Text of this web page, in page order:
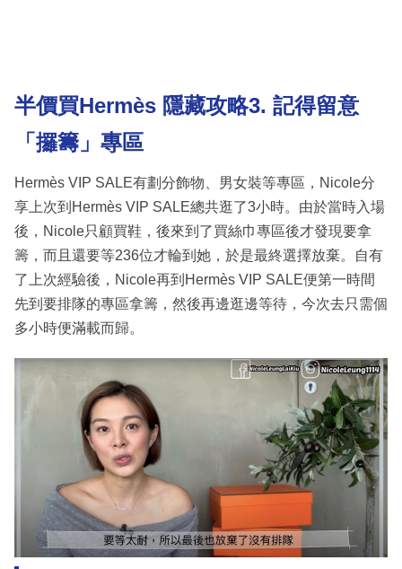
半價買Hermès 隱藏攻略3. 記得留意
「攞籌」專區
Hermès VIP SALE有劃分飾物、男女裝等專區，Nicole分
享上次到Hermès VIP SALE總共逛了3小時。由於當時入場
後，Nicole只顧買鞋，後來到了買絲巾專區後才發現要拿
籌，而且還要等236位才輪到她，於是最終選擇放棄。自有
了上次經驗後，Nicole再到Hermès VIP SALE便第一時間
先到要排隊的專區拿籌，然後再邊逛邊等待，今次去只需個
多小時便滿載而歸。